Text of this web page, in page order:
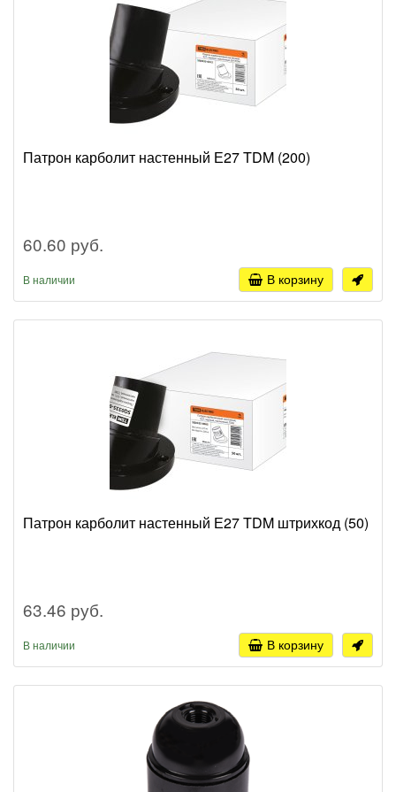
Патрон карболит настенный Е27 TDM (200)
60.60 руб.
В наличии В корзину
Патрон карболит настенный Е27 TDM штрихкод (50)
63.46 руб.
В наличии В корзину